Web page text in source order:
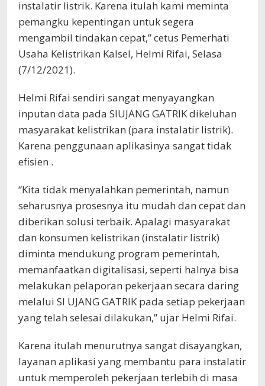
instalatir listrik. Karena itulah kami meminta
pemangku kepentingan untuk segera
mengambil tindakan cepat,” cetus Pemerhati
Usaha Kelistrikan Kalsel, Helmi Rifai, Selasa
(7/12/2021).
Helmi Rifai sendiri sangat menyayangkan
inputan data pada SIUJANG GATRIK dikeluhan
masyarakat kelistrikan (para instalatir listrik).
Karena penggunaan aplikasinya sangat tidak
efisien .
“Kita tidak menyalahkan pemerintah, namun
seharusnya prosesnya itu mudah dan cepat dan
diberikan solusi terbaik. Apalagi masyarakat
dan konsumen kelistrikan (instalatir listrik)
diminta mendukung program pemerintah,
memanfaatkan digitalisasi, seperti halnya bisa
melakukan pelaporan pekerjaan secara daring
melalui SI UJANG GATRIK pada setiap pekerjaan
yang telah selesai dilakukan,” ujar Helmi Rifai.
Karena itulah menurutnya sangat disayangkan,
layanan aplikasi yang membantu para instalatir
untuk memperoleh pekerjaan terlebih di masa